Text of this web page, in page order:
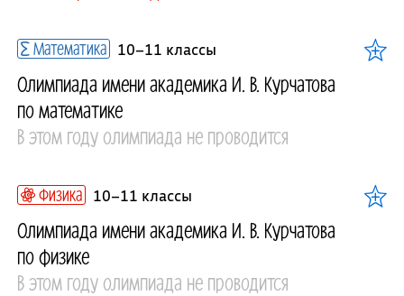
Математика 10–11 классы
Олимпиада имени академика И. В. Курчатова
по математике
В этом году олимпиада не проводится
Физика 10–11 классы
Олимпиада имени академика И. В. Курчатова
по физике
В этом году олимпиада не проводится